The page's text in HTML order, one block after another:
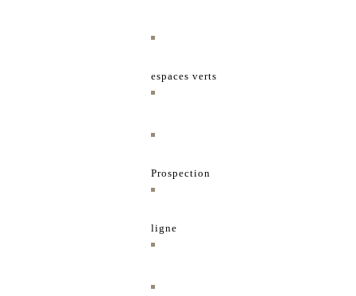
espaces verts
Prospection
ligne